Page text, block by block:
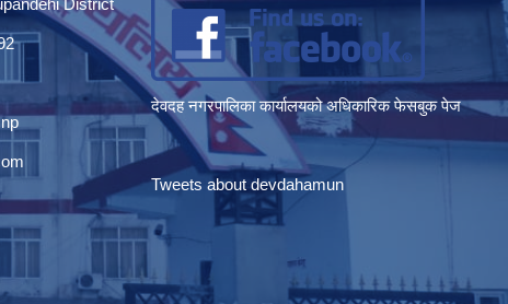
देवदह नगरपालिका कार्यालयको अधिकारिक फेसबुक पेज
Tweets about devdahamun